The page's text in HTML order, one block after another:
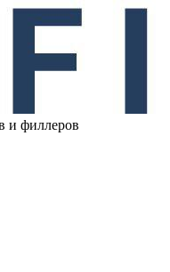
и филлеров